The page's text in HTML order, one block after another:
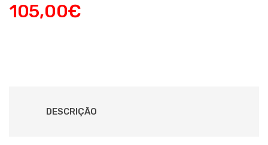
105,00€
DESCRIÇÃO